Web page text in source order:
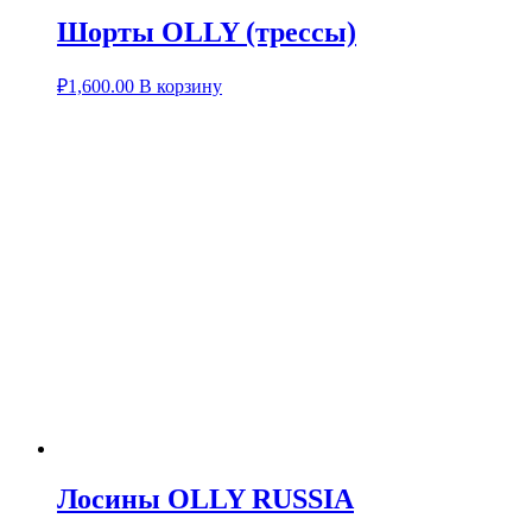
Шорты OLLY (трессы)
₽1,600.00 В корзину
Лосины OLLY RUSSIA